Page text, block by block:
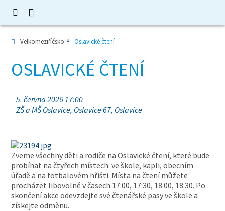
Velkomeziříčsko Oslavické čtení
OSLAVICKÉ ČTENÍ
5. června 2026 17:00
ZŠ a MŠ Oslavice, Oslavice 67, Oslavice
Zveme všechny děti a rodiče na Oslavické čtení, které bude
probíhat na čtyřech místech: ve škole, kapli, obecním
úřadě a na fotbalovém hřišti. Místa na čtení můžete
procházet libovolně v časech 17:00, 17:30, 18:00, 18:30. Po
skončení akce odevzdejte své čtenářské pasy ve škole a
získejte odměnu.